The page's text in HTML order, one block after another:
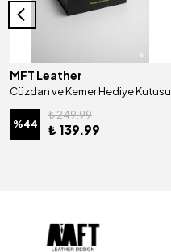
MFT Leather
Cüzdan ve Kemer Hediye Kutusu
%44
₺ 249.99
₺ 139.99